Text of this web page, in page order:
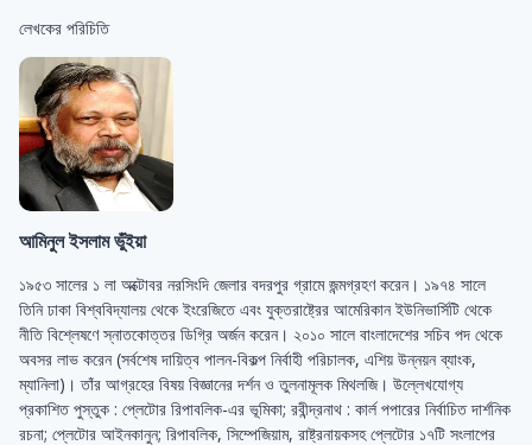
লেখকের পরিচিতি
আমিনুল ইসলাম ভুঁইয়া
১৯৫৩ সালের ১ লা অক্টোবর নরসিংদি জেলার বদরপুর গ্রামে জন্মগ্রহণ করেন। ১৯৭৪ সালে
তিনি ঢাকা বিশ্ববিদ্যালয় থেকে ইংরেজিতে এবং যুক্তরাষ্ট্রের আমেরিকান ইউনিভার্সিটি থেকে
নীতি বিশ্লেষণে স্নাতকোত্তর ডিগ্রি অর্জন করেন। ২০১০ সালে বাংলাদেশের সচিব পদ থেকে
অবসর লাভ করেন (সর্বশেষ দায়িত্ব পালন-বিকল্প নির্বাহী পরিচালক, এশিয় উন্নয়ন ব্যাংক,
ম্যানিলা)। তাঁর আগ্রহের বিষয় বিজ্ঞানের দর্শন ও তুলনামূলক মিথলজি। উল্লেখযোগ্য
প্রকাশিত পুস্তুক : প্লেটোর রিপাবলিক-এর ভূমিকা; রবীন্দ্রনাথ : কার্ল পপারের নির্বাচিত দার্শনিক
রচনা; প্লেটোর আইনকানুন; রিপাবলিক, সিম্পেজিয়াম, রাষ্ট্রনায়কসহ প্লেটোর ১৭টি সংলাপের